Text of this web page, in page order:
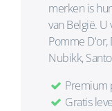
merken is
van België. U
Pomme D'or,
Nubikk,
Premium
Gratis